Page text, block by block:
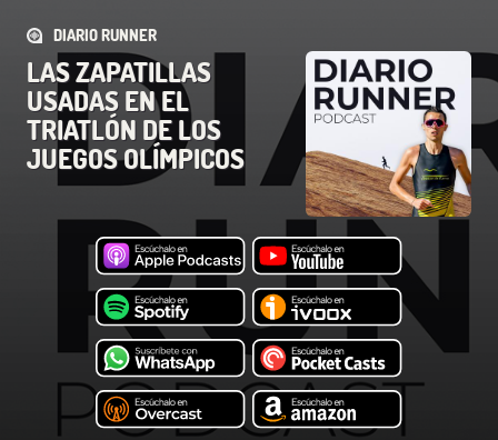
DIARIO RUNNER
LAS ZAPATILLAS
USADAS EN EL
TRIATLÓN DE LOS
JUEGOS OLÍMPICOS